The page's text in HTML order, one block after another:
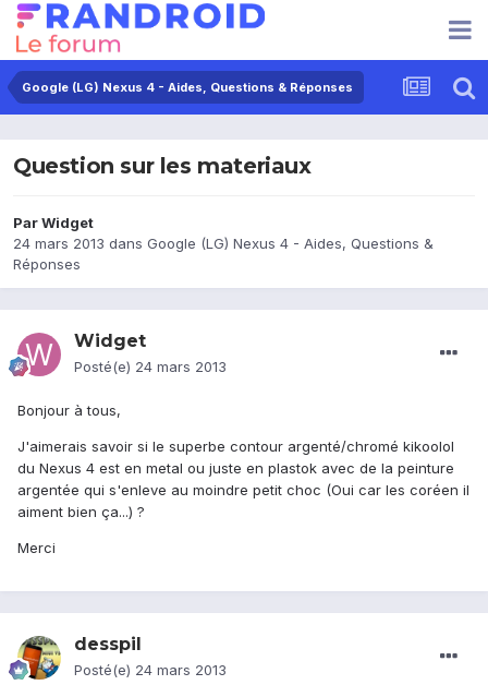
Google (LG) Nexus 4 - Aides, Questions & Réponses
Question sur les materiaux
ParWidget
24 mars 2013 dans Google (LG) Nexus 4 - Aides, Questions &
Réponses
Widget
Posté(e) 24 mars 2013
Bonjour à tous,
J'aimerais savoir si le superbe contour argenté/chromé kikoolol
du Nexus 4 est en metal ou juste en plastok avec de la peinture
argentée qui s'enleve au moindre petit choc (Oui car les coréen il
aiment bien ça...) ?
Merci
desspil
Posté(e) 24 mars 2013